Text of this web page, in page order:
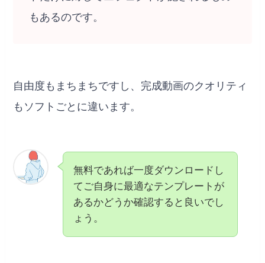
もあるのです。
自由度もまちまちですし、完成動画のクオリティ
もソフトごとに違います。
無料であれば一度ダウンロードし
てご自身に最適なテンプレートが
あるかどうか確認すると良いでし
ょう。